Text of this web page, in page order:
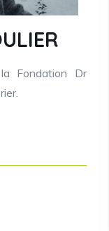
Fondation Dr